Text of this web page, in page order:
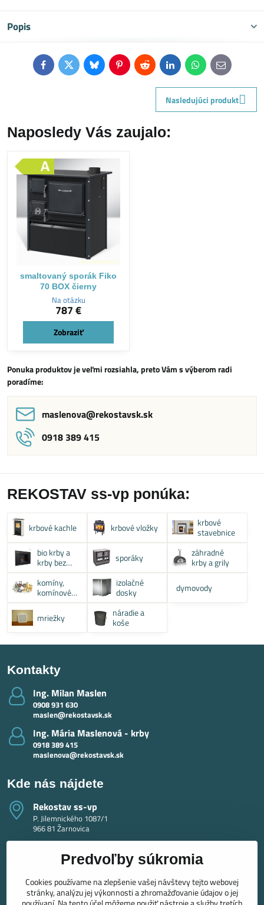
Popis
FacebookTwitterBlueskyPinterestReddit LinkedInWhatsApp
E-
mail
Nasledujúci produkt
Naposledy Vás zaujalo:
smaltovaný sporák Fiko
70 BOX čierny
Na otázku
787 €
Zobraziť
Ponuka produktov je veľmi rozsiahla, preto Vám s výberom radi
poradíme:
maslenova​@rekostavsk​.sk
0918 389 415
REKOSTAV ss-vp ponúka:
krbové kachle krbové vložky
krbové
stavebnice
bio krby a
krby bez
komína
sporáky
záhradné
krby a grily
komíny,
komínové
systémy
izolačné
dosky
dymovody
mriežky
náradie a
koše
Kontakty
Ing​. Milan Maslen
0908 931 630
maslen@rekostavsk.sk
Ing​. Mária Maslenová - krby
0918 389 415
maslenova@rekostavsk.sk
Kde nás nájdete
Rekostav ss-vp
P. Jilemnického 1087/1
966 81 Žarnovica
Predvoľby súkromia
Cookies používame na zlepšenie vašej návštevy tejto webovej
stránky, analýzu jej výkonnosti a zhromažďovanie údajov o jej